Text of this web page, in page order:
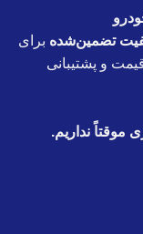
تضمین‌شده برای
و پشتیبانی
موقتاً نداریم.